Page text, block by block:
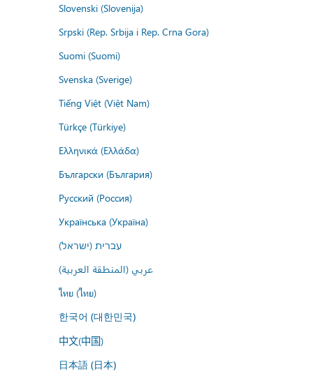
Slovenski (Slovenija)
Srpski (Rep. Srbija i Rep. Crna Gora)
Suomi (Suomi)
Svenska (Sverige)
Tiếng Việt (Việt Nam)
Türkçe (Türkiye)
Ελληνικά (Ελλάδα)
Български (България)
Русский (Россия)
Українська (Україна)
עברית (ישראל)
عربي (المنطقة العربية)
ไทย (ไทย)
한국어 (대한민국)
中文(中国)
日本語 (日本)